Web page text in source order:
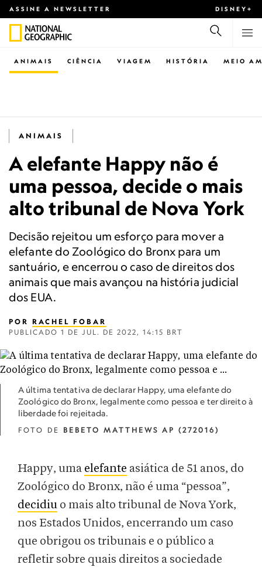
ASSINE A NEWSLETTER DISNEY+
CIÊNCIA VIAGEM
ANIMAIS HISTÓRIA MEIO
ANIMAIS
A elefante Happy não é
uma pessoa, decide o mais
alto tribunal de Nova York
Decisão rejeitou um esforço para mover a
elefante do Zoológico do Bronx para um
santuário, e encerrou o caso de direitos dos
animais que mais avançou na história judicial
dos EUA.
POR RACHEL FOBAR
PUBLICADO 1 DE JUL. DE 2022, 14:15 BRT
A última tentativa de declarar Happy, uma elefante do
Zoológico do Bronx, legalmente como pessoa e ter direito à
liberdade foi rejeitada.
FOTO DE BEBETO MATTHEWS AP (272016)
Happy, uma elefante asiática de 51 anos, do
Zoológico do Bronx, não é uma “pessoa”,
decidiu o mais alto tribunal de Nova York,
nos Estados Unidos, encerrando um caso
que obrigou os tribunais e o público a
refletir sobre quais direitos a sociedade